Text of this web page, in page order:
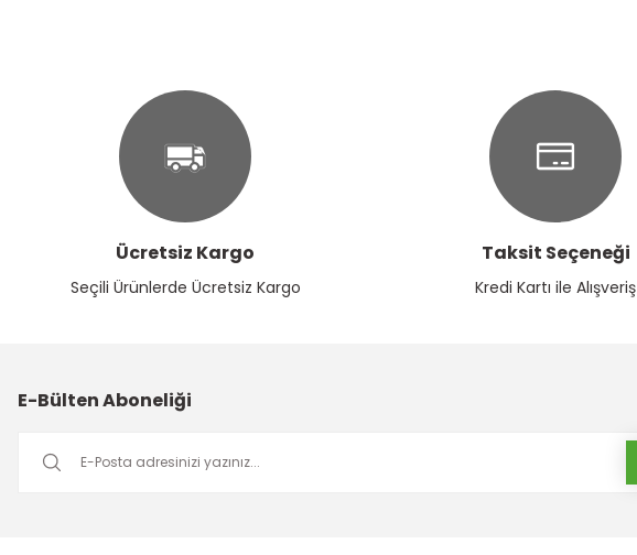
Ürün fiyatı diğer sitelerden daha pahalı.
Bu ürüne benzer farklı alternatifler olmalı.
Ücretsiz Kargo
Seçili Ürünlerde Ücretsiz Kargo
Taksit Seçeneği
Kredi Kartı ile Alışveriş
E-Bülten Aboneliği